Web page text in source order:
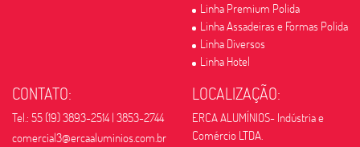
Linha Premium Polida
Linha Assadeiras e Formas Polida
Linha Diversos
Linha Hotel
CONTATO:
Tel.: 55 (19) 3893-2514 | 3853-2744
comercial3@ercaaluminios.com.br
LOCALIZAÇÃO:
ERCA ALUMÍNIOS- Indústria e
Comércio LTDA.